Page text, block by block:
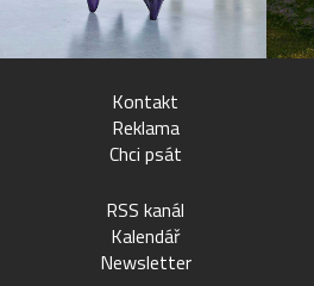
Kontakt
Reklama
Chci psát
RSS kanál
Kalendář
Newsletter